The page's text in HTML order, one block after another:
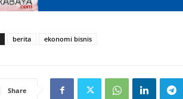
berita ekonomi bisnis
Share